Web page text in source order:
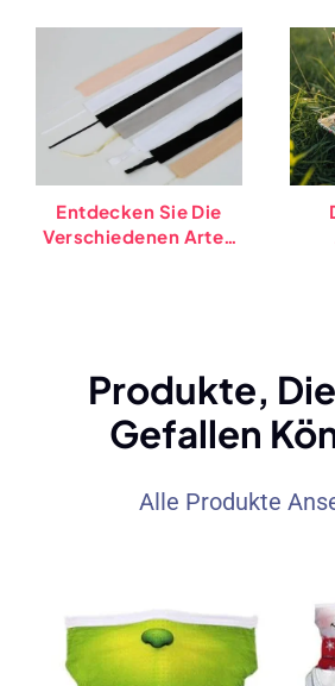
Entdecken Sie Die
Verschiedenen Arten
Produkte,
Gefallen
Alle Produkte